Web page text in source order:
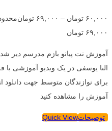
۶۰,۰۰۰ تومان – ۶۹,۰۰۰ تومان
۶۹,۰۰۰ تومان
آموزش نت پیانو بازم مدرسم دیر
برای نوازندگان متوسط جهت دانلود
آموزش را مشاهده کنید
توضیحاتQuick View